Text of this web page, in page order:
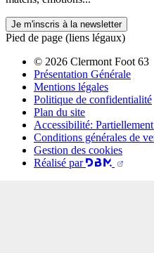
Je m'inscris à la newsletter
Pied de page (liens légaux)
© 2026 Clermont Foot 63
Présentation Générale
Mentions légales
Politique de confidentialité
Plan du site
Accessibilité:
Conditions générales de
Gestion des cookies
Réalisé par